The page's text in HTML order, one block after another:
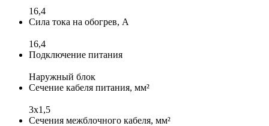
16,4
Сила тока на обогрев, А
16,4
Подключение питания
Наружный блок
Сечение кабеля питания, мм²
3x1,5
Сечения межблочного кабеля, мм²